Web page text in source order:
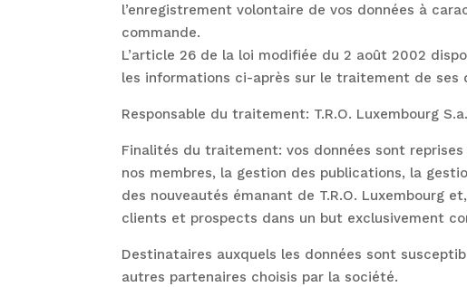
l’enregistrement volontaire de vos données à
commande.
L’article 26 de la loi modifiée du 2 août 2002
les informations ci-après sur le traitement de ses
Responsable du traitement: T.R.O. Luxembourg
Finalités du traitement: vos données sont
nos membres, la gestion des publications, la
des nouveautés émanant de T.R.O. Luxembourg
clients et prospects dans un but exclusivement
Destinataires auxquels les données sont
autres partenaires choisis par la société.